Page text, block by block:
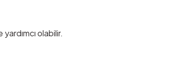
olabilir.